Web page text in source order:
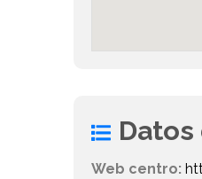
Web centro: